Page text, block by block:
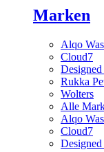
Marken
Alqo
Cloud7
Rukka
Wolters
Alle
Alqo
Cloud7